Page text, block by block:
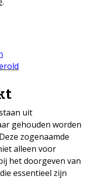
uit
gehouden worden
zogenaamde
alleen voor
het doorgeven van
essentieel zijn